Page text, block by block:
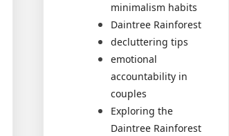
minimalism habits
Daintree Rainforest
decluttering tips
emotional
accountability in
couples
Exploring the
Daintree Rainforest